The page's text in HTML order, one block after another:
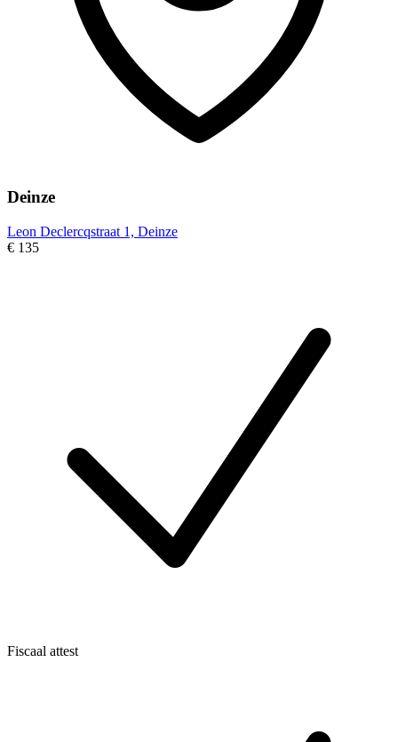
Deinze
Leon Declercqstraat 1, Deinze
€ 135
Fiscaal attest